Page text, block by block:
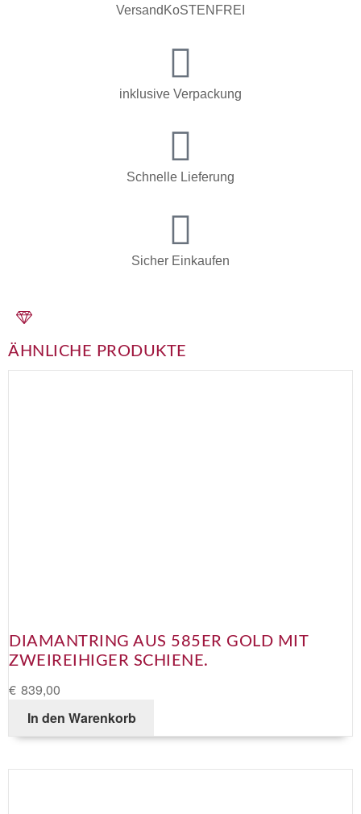
VersandKoSTENFREI
inklusive Verpackung
Schnelle Lieferung
Sicher Einkaufen
ÄHNLICHE PRODUKTE
DIAMANTRING AUS 585ER GOLD MIT
ZWEIREIHIGER SCHIENE.
€ 839,00
In den Warenkorb